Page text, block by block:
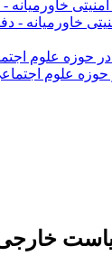
خاورمیانه -
علوم